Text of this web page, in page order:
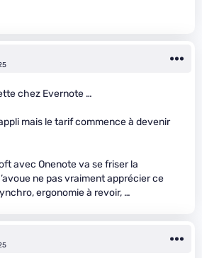
chez Evernote …
mais le tarif commence à devenir
avec Onenote va se friser la
ne pas vraiment apprécier ce
ergonomie à revoir, …